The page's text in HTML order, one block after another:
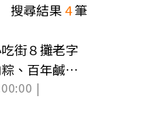
搜尋結果4筆
街８攤老字
、百年鹹蛋
|